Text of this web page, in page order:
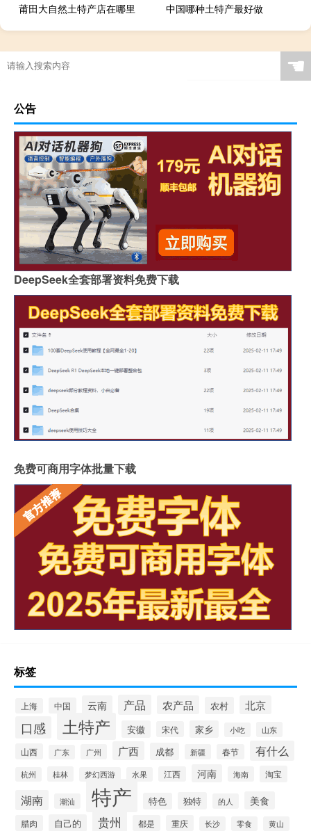
莆田大自然土特产店在哪里
中国哪种土特产最好做
☚
公告
DeepSeek全套部署资料免费下载
免费可商用字体批量下载
标签
上海 中国 云南 产品 农产品 农村 北京
口感 土特产 安徽 宋代 家乡 小吃 山东
山西 广东 广州 广西 成都 新疆 春节 有什么
杭州 桂林 梦幻西游 水果 江西 河南 海南 淘宝
湖南 潮汕 特产 特色 独特 的人 美食
腊肉 自己的 贵州 都是 重庆 长沙 零食 黄山